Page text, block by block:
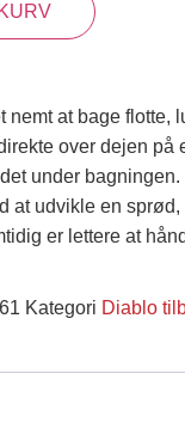
nemt at bage flotte,
over dejen på
under
at udvikle en
er lettere at
Kategori Diablo